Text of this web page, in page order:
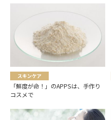
スキンケア
「鮮度が命！」のAPPSは、手作り
コスメで